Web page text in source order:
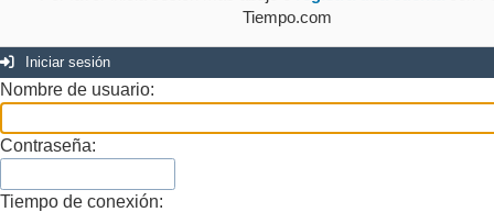
Tiempo.com
Iniciar sesión
Nombre de usuario:
Contraseña:
Tiempo de conexión: